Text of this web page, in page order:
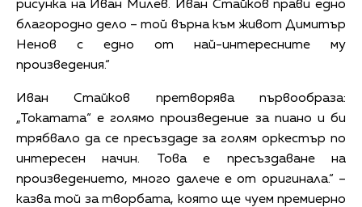
рисунка на Иван Милев. Иван Стайков прави едно
благородно дело – той върна към живот Димитър
Ненов с едно от най-интересните му
произведения.“
Иван Стайков претворява първообраза:
„Токатата“ е голямо произведение за пиано и би
трябвало да се пресъздаде за голям оркестър по
интересен начин. Това е пресъздаване на
произведението, много далече е от оригинала.“ –
казва той за творбата, която ще чуем премиерно